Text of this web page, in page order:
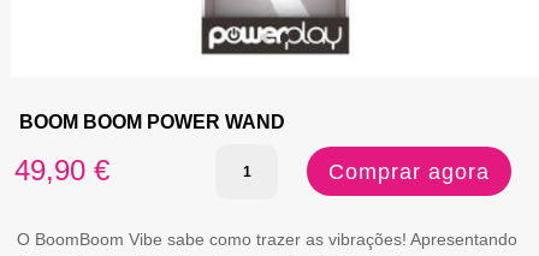
BOOM BOOM POWER WAND
49,90 €
Quantidade
BOOM
Comprar agora
O BoomBoom Vibe sabe como trazer as vibrações! Apresentando